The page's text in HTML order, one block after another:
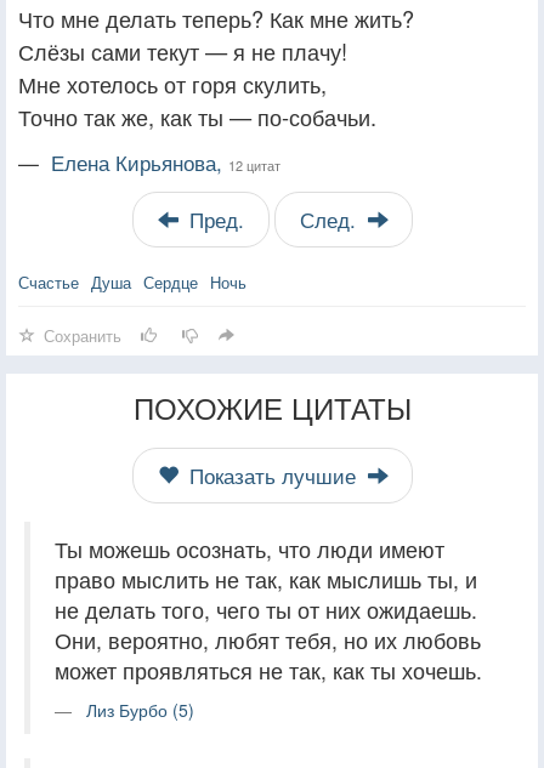
Что мне делать теперь? Как мне жить?
Слёзы сами текут — я не плачу!
Мне хотелось от горя скулить,
Точно так же, как ты — по-собачьи.
— Елена Кирьянова, 12 цитат
Пред. След.
Счастье Душа Сердце Ночь
Сохранить
ПОХОЖИЕ ЦИТАТЫ
Показать лучшие
Ты можешь осознать, что люди имеют
право мыслить не так, как мыслишь ты, и
не делать того, чего ты от них ожидаешь.
Они, вероятно, любят тебя, но их любовь
может проявляться не так, как ты хочешь.
Лиз Бурбо (5)